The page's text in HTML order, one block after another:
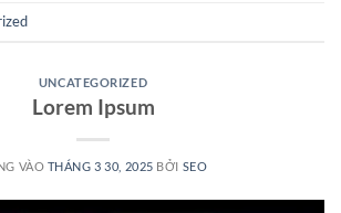
UNCATEGORIZED
Lorem Ipsum
VÀO THÁNG 3 30, 2025 BỞI SEO